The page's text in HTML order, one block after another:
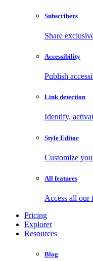
Subscribers
Share
Accessibility
Publish
Link detection
Identify,
Style Editor
Customize
All features
Access all our
Pricing
Explorer
Resources
Blog